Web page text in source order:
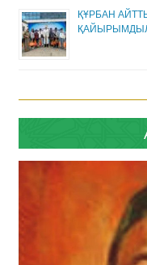
ҚҰРБАН